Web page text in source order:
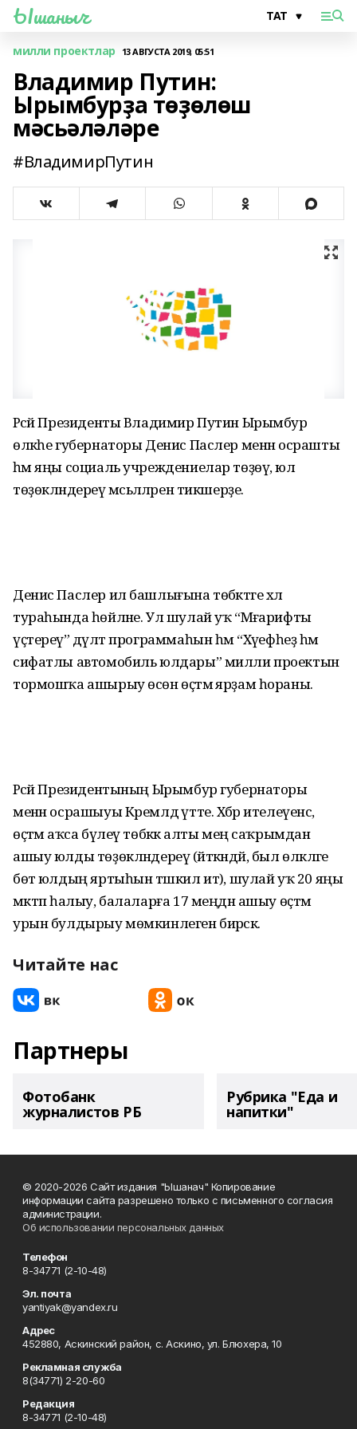
Ышаныч
милли проектлар 13 АВГУСТА 2019, 05:51
Владимир Путин:
Ырымбурҙа төҙөлөш
мәсьәләләре
#ВладимирПутин
Рәсәй Президенты Владимир Путин Ырымбур
өлкәһе губернаторы Денис Паслер менән осрашты
һәм яңы социаль учреждениелар төҙөү, юл
төҙөкләндереү мәсьәләләрен тикшерҙе.
Денис Паслер ил башлығына төбәктәге хәл
тураһында һөйләне. Ул шулай уҡ “Мәғарифты
үҫтереү” дәүләт программаһын һәм “Хәүефһеҙ һәм
сифатлы автомобиль юлдары” милли проектын
тормошҡа ашырыу өсөн өҫтәмә ярҙам һораны.
Рәсәй Президентының Ырымбур губернаторы
менән осрашыуы Кремлдә үтте. Хәбәр ителеүенсә,
өҫтәмә аҡса бүлеү төбәккә алты мең саҡрымдан
ашыу юлды төҙөкләндереү (әйткәндәй, был өлкәләге
бөтә юлдың яртыһын тәшкил итә), шулай уҡ 20 яңы
мәктәп һалыу, балаларға 17 меңдән ашыу өҫтәмә
урын булдырыу мөмкинлеген бирәсәк.
Читайте нас
Партнеры
Фотобанк
журналистов РБ
Рубрика "Еда и
напитки"
© 2020-2026 Сайт издания "Ышанач" Копирование
информации сайта разрешено только с письменного согласия
администрации.
Об использовании персональных данных
Телефон
8-34771 (2-10-48)
Эл. почта
yantiyak@yandex.ru
Адрес
452880, Аскинский район, с. Аскино, ул. Блюхера, 10
Рекламная служба
8(34771) 2-20-60
Редакция
8-34771 (2-10-48)